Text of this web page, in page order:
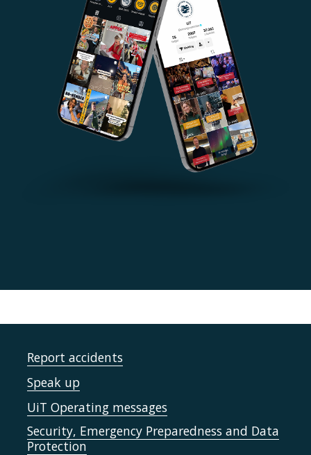
Report accidents
Speak up
UiT Operating messages
Security, Emergency Preparedness and Data
Protection